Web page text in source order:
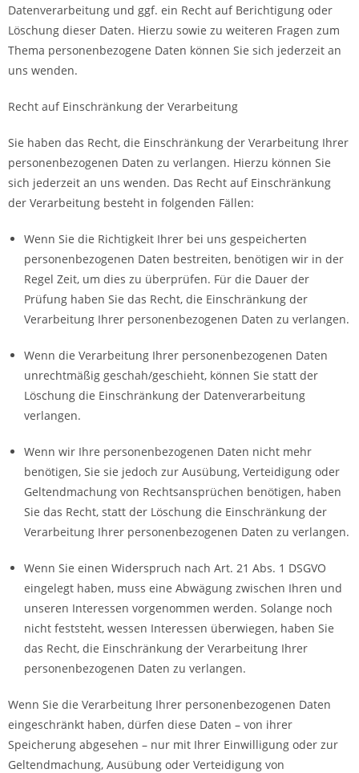
Datenverarbeitung und ggf. ein Recht auf Berichtigung oder
Löschung dieser Daten. Hierzu sowie zu weiteren Fragen zum
Thema personenbezogene Daten können Sie sich jederzeit an
uns wenden.
Recht auf Einschränkung der Verarbeitung
Sie haben das Recht, die Einschränkung der Verarbeitung Ihrer
personenbezogenen Daten zu verlangen. Hierzu können Sie
sich jederzeit an uns wenden. Das Recht auf Einschränkung
der Verarbeitung besteht in folgenden Fällen:
Wenn Sie die Richtigkeit Ihrer bei uns gespeicherten
personenbezogenen Daten bestreiten, benötigen wir in der
Regel Zeit, um dies zu überprüfen. Für die Dauer der
Prüfung haben Sie das Recht, die Einschränkung der
Verarbeitung Ihrer personenbezogenen Daten zu verlangen.
Wenn die Verarbeitung Ihrer personenbezogenen Daten
unrechtmäßig geschah/geschieht, können Sie statt der
Löschung die Einschränkung der Datenverarbeitung
verlangen.
Wenn wir Ihre personenbezogenen Daten nicht mehr
benötigen, Sie sie jedoch zur Ausübung, Verteidigung oder
Geltendmachung von Rechtsansprüchen benötigen, haben
Sie das Recht, statt der Löschung die Einschränkung der
Verarbeitung Ihrer personenbezogenen Daten zu verlangen.
Wenn Sie einen Widerspruch nach Art. 21 Abs. 1 DSGVO
eingelegt haben, muss eine Abwägung zwischen Ihren und
unseren Interessen vorgenommen werden. Solange noch
nicht feststeht, wessen Interessen überwiegen, haben Sie
das Recht, die Einschränkung der Verarbeitung Ihrer
personenbezogenen Daten zu verlangen.
Wenn Sie die Verarbeitung Ihrer personenbezogenen Daten
eingeschränkt haben, dürfen diese Daten – von ihrer
Speicherung abgesehen – nur mit Ihrer Einwilligung oder zur
Geltendmachung, Ausübung oder Verteidigung von